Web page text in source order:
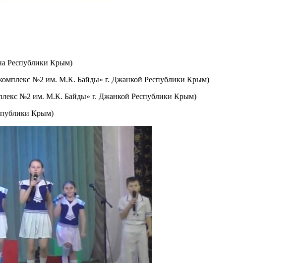
Республики Крым)
№2 им. М.К. Байды» г. Джанкой Республики Крым)
№2 им. М.К. Байды» г. Джанкой Республики Крым)
Крым)